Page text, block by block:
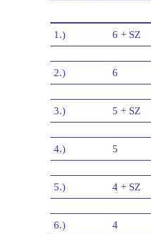
1.) 6 + SZ
2.) 6
3.) 5 + SZ
4.) 5
5.) 4 + SZ
6.) 4